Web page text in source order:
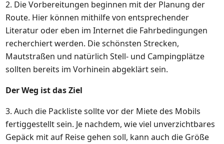
2. Die Vorbereitungen beginnen mit der Planung der
Route. Hier können mithilfe von entsprechender
Literatur oder eben im Internet die Fahrbedingungen
recherchiert werden. Die schönsten Strecken,
Mautstraßen und natürlich Stell- und Campingplätze
sollten bereits im Vorhinein abgeklärt sein.
Der Weg ist das Ziel
3. Auch die Packliste sollte vor der Miete des Mobils
fertiggestellt sein. Je nachdem, wie viel unverzichtbares
Gepäck mit auf Reise gehen soll, kann auch die Größe